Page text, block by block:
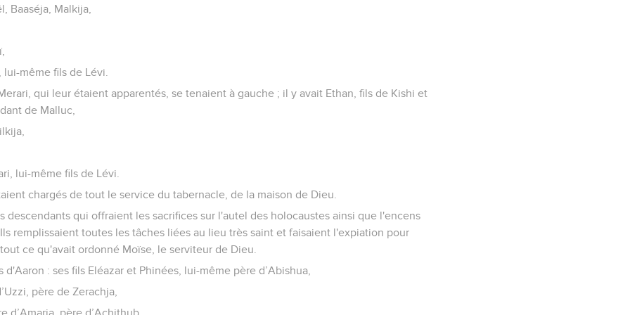
Baaséja, Malkija,
même fils de Lévi.
qui leur étaient apparentés, se tenaient à gauche ; il y avait Ethan, fils de Kishi et
de Malluc,
lui-même fils de Lévi.
chargés de tout le service du tabernacle, de la maison de Dieu.
descendants qui offraient les sacrifices sur l'autel des holocaustes ainsi que l'encens
remplissaient toutes les tâches liées au lieu très saint et faisaient l'expiation pour
ce qu'avait ordonné Moïse, le serviteur de Dieu.
: ses fils Eléazar et Phinées, lui-même père d’Abishua,
père de Zerachja,
d’Amaria, père d’Achithub,